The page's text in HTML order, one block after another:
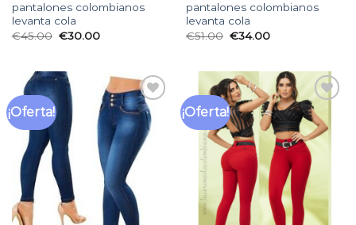
pantalones colombianos
levanta cola
€45.00 €30.00
pantalones colombianos
levanta cola
€51.00 €34.00
¡Oferta!
Añadir
a la
lista
de
deseos
¡Oferta!
Añadir
a la
lista
deseos